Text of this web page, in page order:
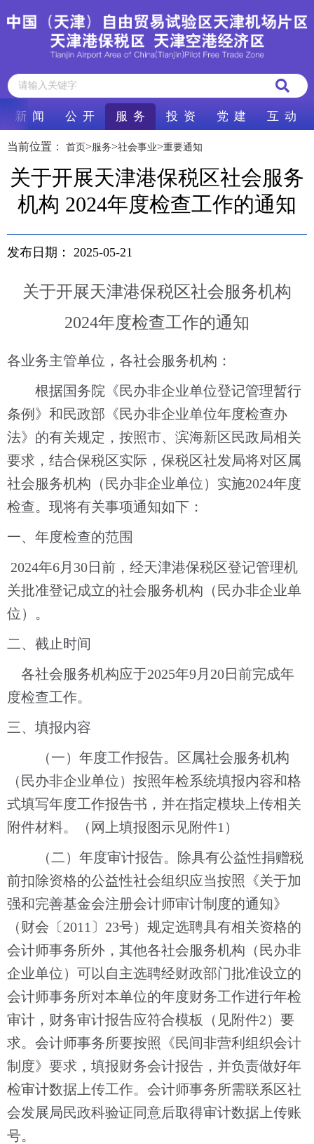
新 闻 公 开 服 务 投 资 党 建 互 动
当前位置： 首页>服务>社会事业>重要通知
关于开展天津港保税区社会服务
机构 2024年度检查工作的通知
发布日期： 2025-05-21
关于开展天津港保税区社会服务机构
2024年度检查工作的通知
各业务主管单位，各社会服务机构：
根据国务院《民办非企业单位登记管理暂行
条例》和民政部《民办非企业单位年度检查办
法》的有关规定，按照市、滨海新区民政局相关
要求，结合保税区实际， 保税区社发局将对区属
社会服务机构（民办非企业单位）实施2024年度
检查。现将有关事项通知如下：
一、 年度检查的范围
2024年6月30日前， 经天津港保税区登记管理机
关批准登记成立的社会服务机构（民办非企业单
位）。
二、 截止时间
各社会服务机构应于2025年9月 20日前完成年
度检查工作。
三、 填报内容
（一）年度工作报告。
区属社会服务机构
（民办非企业单位） 按照年检系统填报内容和格
式填写年度工作报告书，并在指定模块上传相关
附件材料。（网上填报图示见附件1）
（二）年度审计报告。 除具有公益性捐赠税
前扣除资格的公益性社会组织应当按照《关于加
强和完善基金会注册会计师审计制度的通知》
（财会〔 2011〕23号）规定选聘具有相关资格的
会计师事务所外，其他各社会服务机构（民办非
企业单位）可以自主选聘经财政部门批准设立的
会计师事务所对本单位的年度财务工作进行年检
审计，财务审计报告应符合模板 （见附件2） 要
求。会计师事务所要按照《民间非营利组织会计
制度》要求，填报财务会计报告，并负责做好年
检审计数据上传工作。会计师事务所需联系区社
会发展局民政科验证同意后取得审计数据上传账
号。